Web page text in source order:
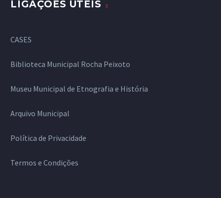
LIGAÇÕES ÚTEIS
CASES
Biblioteca Municipal Rocha Peixoto
Museu Municipal de Etnografia e História
Arquivo Municipal
Política de Privacidade
Termos e Condições